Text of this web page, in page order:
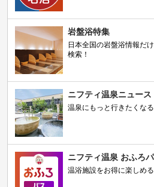
岩盤浴特集
日本全国の岩盤浴情報だ
検索！
ニフティ温泉ニュース
温泉にもっと行きたくな
ニフティ温泉 おふろ
温浴施設をお得に楽しめ